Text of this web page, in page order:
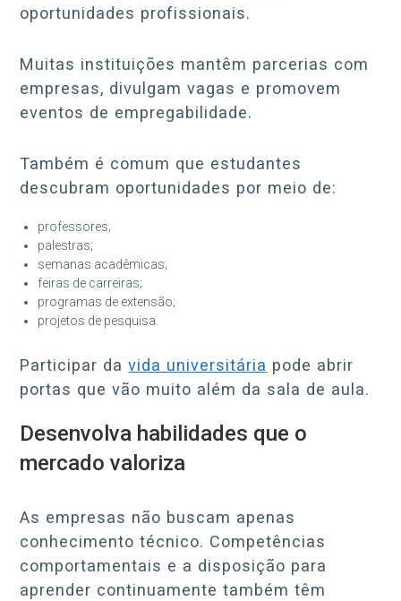
oportunidades profissionais.
Muitas instituições mantêm parcerias com
empresas, divulgam vagas e promovem
eventos de empregabilidade.
Também é comum que estudantes
descubram oportunidades por meio de:
professores;
palestras;
semanas acadêmicas;
feiras de carreiras;
programas de extensão;
projetos de pesquisa.
Participar davida universitária pode abrir
portas que vão muito além da sala de aula.
Desenvolva habilidades que o
mercado valoriza
As empresas não buscam apenas
conhecimento técnico. Competências
comportamentais e a disposição para
aprender continuamente também têm